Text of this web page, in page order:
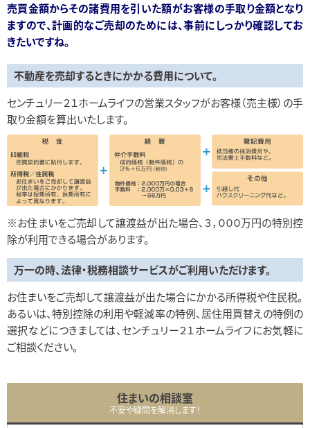
売買金額からその諸費用を引いた額がお客様の手取り金額となり
ますので、計画的なご売却のためには、事前にしっかり確認してお
きたいですね。
不動産を売却するときにかかる費用について。
センチュリー２１ホームライフの営業スタッフがお客様（売主様）の手
取り金額を算出いたします。
※お住まいをご売却して譲渡益が出た場合、３，０００万円の特別控
除が利用できる場合があります。
万一の時、法律・税務相談サービスがご利用いただけます。
お住まいをご売却して譲渡益が出た場合にかかる所得税や住民税。
あるいは、特別控除の利用や軽減率の特例、居住用買替えの特例の
選択などにつきましては、センチュリー２１ホームライフにお気軽に
ご相談ください。
住まいの相談室
不安や疑問を解消します！